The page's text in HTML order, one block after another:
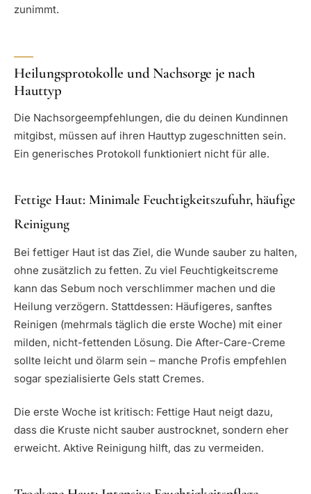
zunimmt.
Heilungsprotokolle und Nachsorge je nach
Hauttyp
Die Nachsorgeempfehlungen, die du deinen Kundinnen
mitgibst, müssen auf ihren Hauttyp zugeschnitten sein.
Ein generisches Protokoll funktioniert nicht für alle.
Fettige Haut: Minimale Feuchtigkeitszufuhr, häufige
Reinigung
Bei fettiger Haut ist das Ziel, die Wunde sauber zu halten,
ohne zusätzlich zu fetten. Zu viel Feuchtigkeitscreme
kann das Sebum noch verschlimmer machen und die
Heilung verzögern. Stattdessen: Häufigeres, sanftes
Reinigen (mehrmals täglich die erste Woche) mit einer
milden, nicht-fettenden Lösung. Die After-Care-Creme
sollte leicht und ölarm sein – manche Profis empfehlen
sogar spezialisierte Gels statt Cremes.
Die erste Woche ist kritisch: Fettige Haut neigt dazu,
dass die Kruste nicht sauber austrocknet, sondern eher
erweicht. Aktive Reinigung hilft, das zu vermeiden.